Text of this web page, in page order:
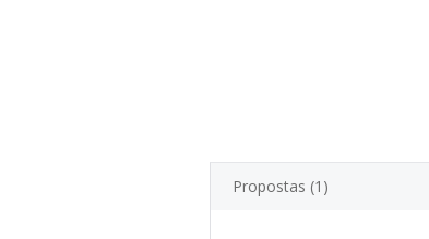
Propostas (1)